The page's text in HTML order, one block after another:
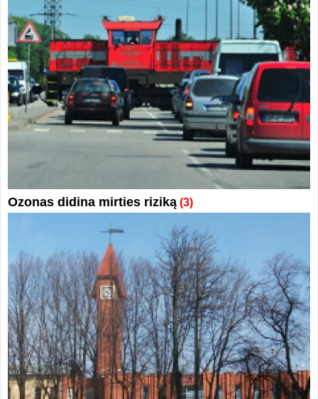
Ozonas didina mirties riziką (3)